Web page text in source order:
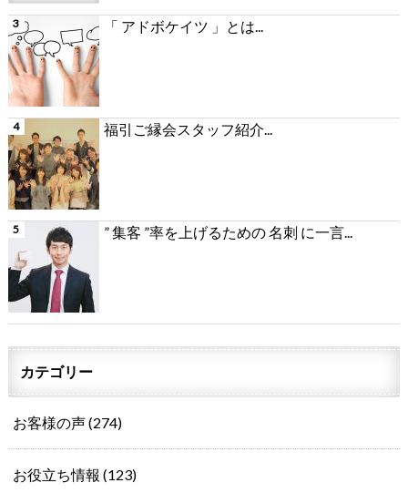
「 アドボケイツ 」とは...
福引ご縁会スタッフ紹介...
” 集客 ”率を上げるための 名刺 に一言...
カテゴリー
お客様の声(274)
お役立ち情報 (123)